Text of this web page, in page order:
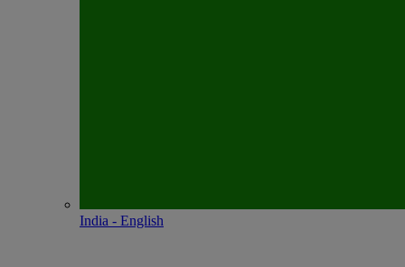
India - English